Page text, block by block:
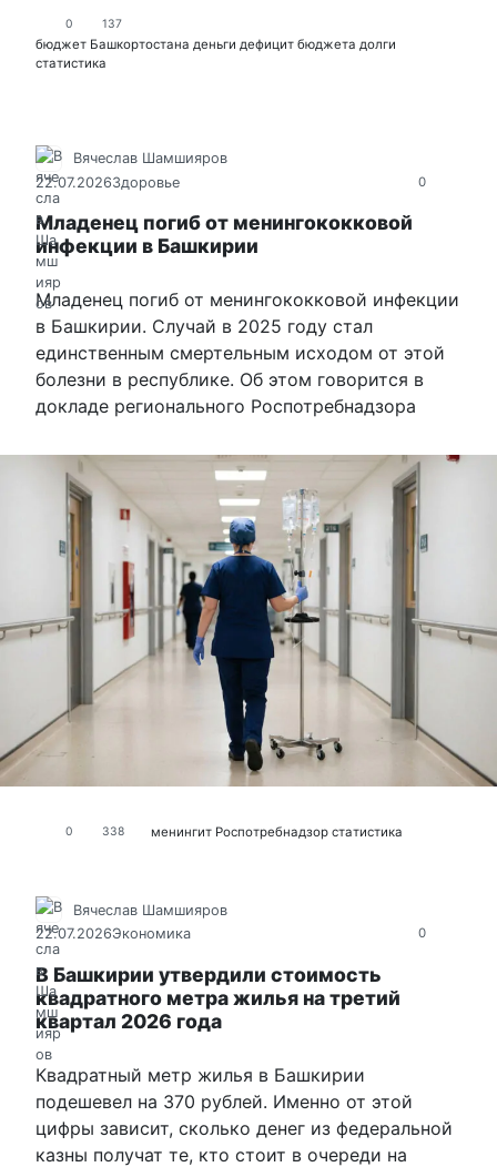
0 137
бюджет Башкортостана деньги дефицит бюджета долги
статистика
0
Вячеслав Шамшияров
22.07.2026Здоровье
Младенец погиб от менингококковой
инфекции в Башкирии
Младенец погиб от менингококковой инфекции
в Башкирии. Случай в 2025 году стал
единственным смертельным исходом от этой
болезни в республике. Об этом говорится в
докладе регионального Роспотребнадзора
0 338 менингит Роспотребнадзор статистика
0
Вячеслав Шамшияров
22.07.2026Экономика
В Башкирии утвердили стоимость
квадратного метра жилья на третий
квартал 2026 года
Квадратный метр жилья в Башкирии
подешевел на 370 рублей. Именно от этой
цифры зависит, сколько денег из федеральной
казны получат те, кто стоит в очереди на